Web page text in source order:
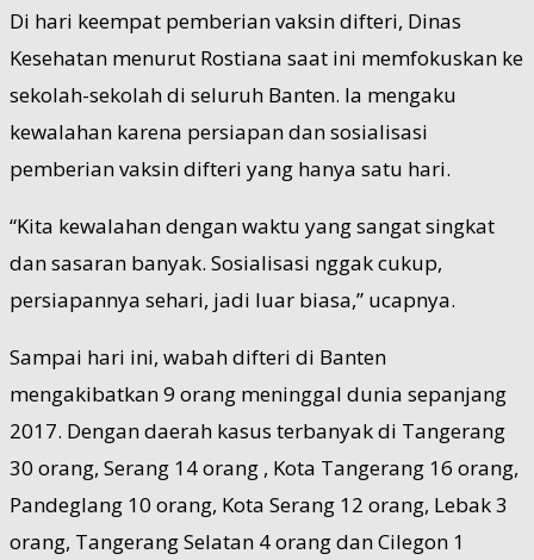
Di hari keempat pemberian vaksin difteri, Dinas
Kesehatan menurut Rostiana saat ini memfokuskan ke
sekolah-sekolah di seluruh Banten. Ia mengaku
kewalahan karena persiapan dan sosialisasi
pemberian vaksin difteri yang hanya satu hari.
“Kita kewalahan dengan waktu yang sangat singkat
dan sasaran banyak. Sosialisasi nggak cukup,
persiapannya sehari, jadi luar biasa,” ucapnya.
Sampai hari ini, wabah difteri di Banten
mengakibatkan 9 orang meninggal dunia sepanjang
2017. Dengan daerah kasus terbanyak di Tangerang
30 orang, Serang 14 orang , Kota Tangerang 16 orang,
Pandeglang 10 orang, Kota Serang 12 orang, Lebak 3
orang, Tangerang Selatan 4 orang dan Cilegon 1